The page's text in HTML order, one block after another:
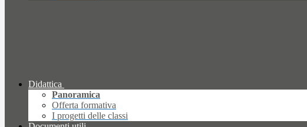
Didattica
Panoramica
Offerta formativa
I progetti delle classi